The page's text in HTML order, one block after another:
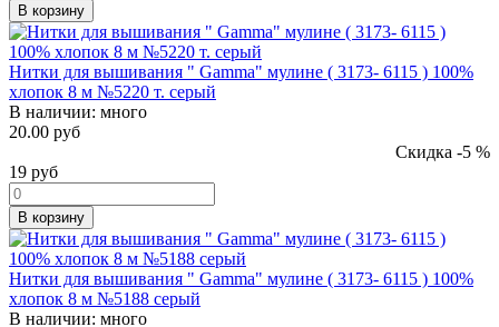
В корзину
Нитки для вышивания " Gamma" мулине ( 3173- 6115 ) 100%
хлопок 8 м №5220 т. серый
В наличии: много
20.00 руб
Скидка -5 %
19 руб
В корзину
Нитки для вышивания " Gamma" мулине ( 3173- 6115 ) 100%
хлопок 8 м №5188 серый
В наличии: много